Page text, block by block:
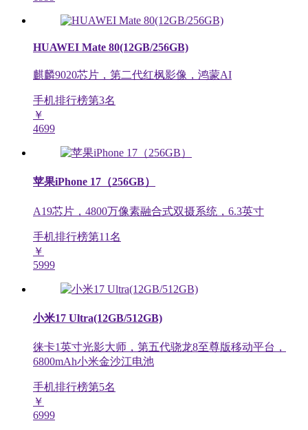
HUAWEI Mate 80(12GB/256GB)
麒麟9020芯片，第二代红枫影像，鸿蒙AI
手机排行榜第3名
￥
4699
苹果iPhone 17（256GB）
A19芯片，4800万像素融合式双摄系统，6.3英寸
手机排行榜第11名
￥
5999
小米17 Ultra(12GB/512GB)
徕卡1英寸光影大师，第五代骁龙8至尊版移动平台，
6800mAh小米金沙江电池
手机排行榜第5名
￥
6999